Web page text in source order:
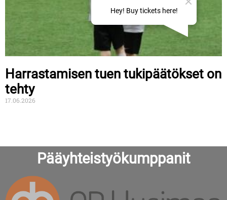
Harrastamisen tuen tukipäätökset on
tehty
17.06.2026
Pääyhteistyökumppanit